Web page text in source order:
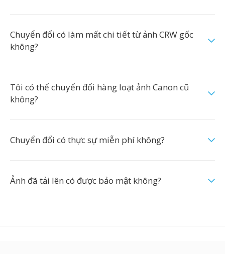
Chuyển đổi có làm mất chi tiết từ ảnh CRW gốc
không?
Tôi có thể chuyển đổi hàng loạt ảnh Canon cũ
không?
Chuyển đổi có thực sự miễn phí không?
Ảnh đã tải lên có được bảo mật không?